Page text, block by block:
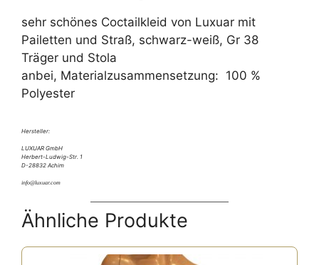
sehr schönes Coctailkleid von Luxuar mit
Pailetten und Straß, schwarz-weiß, Gr 38
Träger und Stola
anbei, Materialzusammensetzung: 100 %
Polyester
Hersteller:
LUXUAR GmbH
Herbert-Ludwig-Str. 1
D-28832 Achim
info@luxuar.com
Ähnliche Produkte